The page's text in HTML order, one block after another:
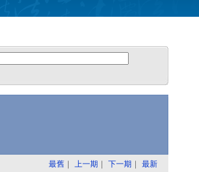
最舊 ｜ 上一期 ｜ 下一期 ｜ 最新